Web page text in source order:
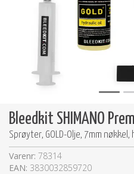
Bleedkit SHIMANO
Sprøyter, GOLD-Olje, 7mm nøkkel,
Varenr: 78314
EAN: 3830032859720